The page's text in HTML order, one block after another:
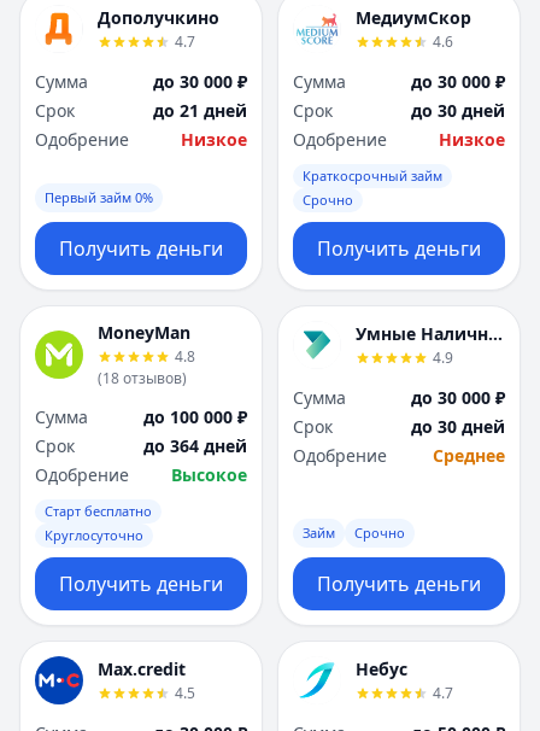
Дополучкино
4.7
Сумма
до 30 000 ₽
Срок
до 21 дней
Одобрение
Низкое
Первый займ 0%
Получить деньги
МедиумСкор
4.6
Сумма
до 30 000 ₽
Срок
до 30 дней
Одобрение
Низкое
Краткосрочный займ
Срочно
Получить деньги
MoneyMan
4.8
(18отзывов)
Сумма
до 100 000 ₽
Срок
до 364 дней
Одобрение
Высокое
Старт бесплатно
Круглосуточно
Получить деньги
Умные Наличные
4.9
Сумма
до 30 000 ₽
Срок
до 30 дней
Одобрение
Среднее
Займ Срочно
Получить деньги
Max.credit
4.5
Небус
4.7